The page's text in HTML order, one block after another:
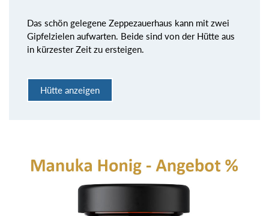
Das schön gelegene Zeppezauerhaus kann mit zwei
Gipfelzielen aufwarten. Beide sind von der Hütte aus
in kürzester Zeit zu ersteigen.
Hütte anzeigen